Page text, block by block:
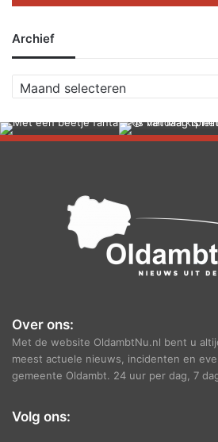
Archief
r
h
Over ons:
Met de website OldambtNu.nl bent u
meest actuele nieuws, incidenten en
gemeente Oldambt. 24 uur per dag, 7
Volg ons: